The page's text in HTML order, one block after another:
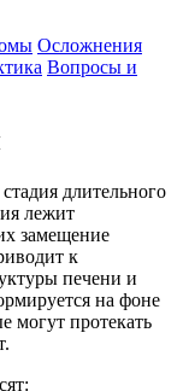
Осложнения
Вопросы и
длительного
лежит
замещение
к
печени и
на фоне
могут протекать